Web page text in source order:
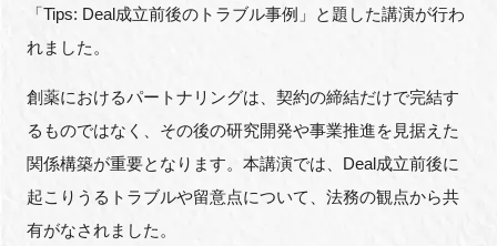
「Tips: Deal成立前後のトラブル事例」と題した講演が行わ
れました。
創薬におけるパートナリングは、契約の締結だけで完結す
るものではなく、その後の研究開発や事業推進を見据えた
関係構築が重要となります。本講演では、Deal成立前後に
起こりうるトラブルや留意点について、法務の観点から共
有がなされました。